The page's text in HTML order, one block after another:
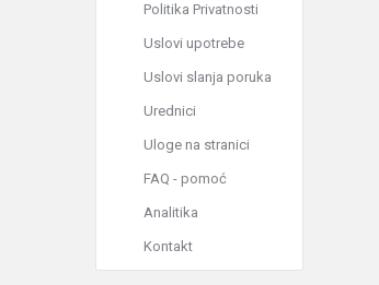
Politika Privatnosti
Uslovi upotrebe
Uslovi slanja poruka
Urednici
Uloge na stranici
FAQ - pomoć
Analitika
Kontakt